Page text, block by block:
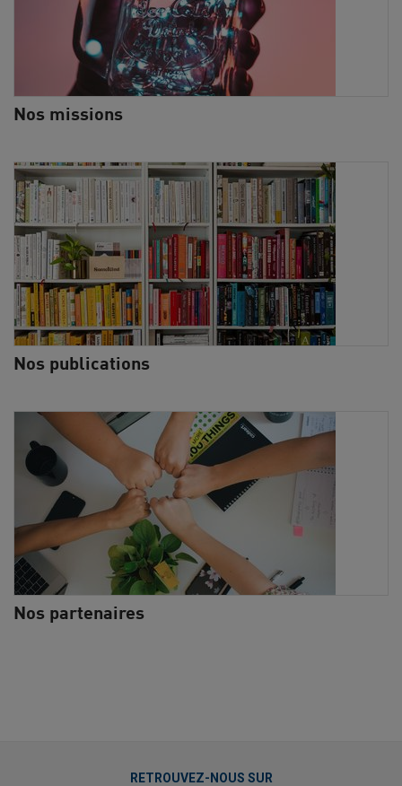
Nos missions
Nos publications
Nos partenaires
RETROUVEZ-NOUS SUR